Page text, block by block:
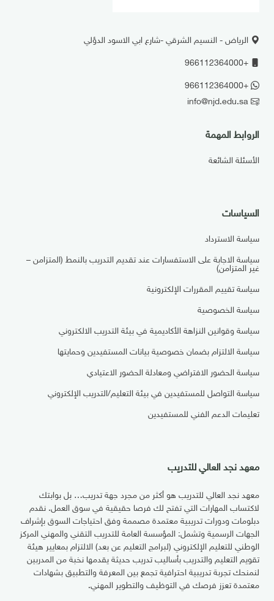
الرياض - النسيم الشرقي -شارع ابي الاسود الدؤلي
+966112364000
+966112364000
info@njd.edu.sa
الروابط المهمة
الأسئلة الشائعة
السياسات
سياسة الاسترداد
سياسة الاجابة على الاستفسارات عند تقديم التدريب بالنمط (المتزامن –
غير المتزامن)
سياسة تقييم المقررات الإلكترونية
سياسة الخصوصية
سياسة وقوانين النزاهة الأكاديمية في بيئة التدريب الالكتروني
سياسة الالتزام بضمان خصوصية بيانات المستفيدين وحمايتها
سياسة الحضور الافتراضي ومعادلة الحضور الاعتيادي
سياسة التواصل للمستفيدين في بيئة التعليم/التدريب الإلكتروني
تعليمات الدعم الفني للمستفيدين
معهد نجد العالي للتدريب
معهد نجد العالي للتدريب هو أكثر من مجرد جهة تدريب… بل بوابتك
لاكتساب المهارات التي تفتح لك فرصا حقيقية في سوق العمل. نقدم
دبلومات ودورات تدريبية معتمدة مصممة وفق احتياجات السوق بإشراف
الجهات الرسمية وتشمل: المؤسسة العامة للتدريب التقني والمهني المركز
الوطني للتعليم الإلكتروني (لبرامج التعليم عن بعد) الالتزام بمعايير هيئة
تقويم التعليم والتدريب بأساليب تدريب حديثة يقدمها نخبة من المدربين
لنمنحك تجربة تدريبية احترافية تجمع بين المعرفة والتطبيق بشهادات
معتمدة تعزز فرصك في التوظيف والتطوير المهني.